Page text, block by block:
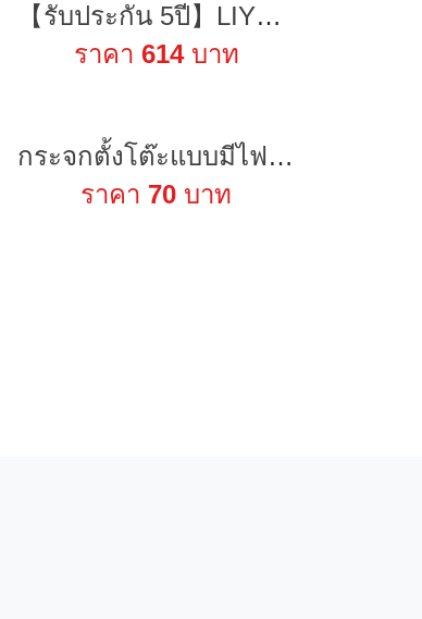
【รับประกัน 5ปี】LIYOUE เครื่องตัดหญ้า 50000mAh*2 พับเก็บได้ ไร้สายทรงพลัง เครื่องตัดหญ้าไฟฟ้า เครื่องตัดหญ้าไร้สาย
ราคา 614บาท
กระจกตั้งโต๊ะแบบมีไฟ โคมไฟสว่างมาก มีขาตั้ง
ราคา 70 บาท